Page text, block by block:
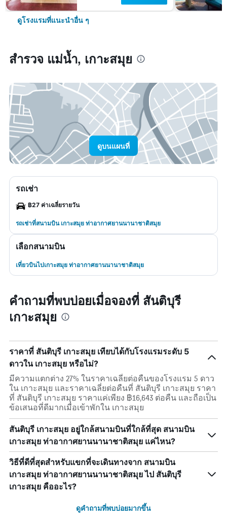
ดูโรงแรมที่แนะนำอื่น ๆ
สำรวจ แม่น้ำ, เกาะสมุย
ดูบนแผนที่
รถเช่า
฿27 ค่าเฉลี่ยรายวัน
รถเช่าที่สนามบิน เกาะสมุย ท่าอากาศยานนานาชาติสมุย
เลือกสนามบิน
เที่ยวบินไปเกาะสมุย ท่าอากาศยานนานาชาติสมุย
คำถามที่พบบ่อยเมื่อจองที่ สันติบุรี
เกาะสมุย
ราคาที่ สันติบุรี เกาะสมุย เทียบได้กับโรงแรมระดับ 5
ดาวใน เกาะสมุย หรือไม่?
มีความแตกต่าง 27% ในราคาเฉลี่ยต่อคืนของโรงแรม 5 ดาว
ใน เกาะสมุย และราคาเฉลี่ยต่อคืนที่ สันติบุรี เกาะสมุย ราคา
ที่ สันติบุรี เกาะสมุย ราคาแค่เพียง ฿16,643 ต่อคืน และถือเป็น
ข้อเสนอที่ดีมากเมื่อเข้าพักใน เกาะสมุย
สันติบุรี เกาะสมุย อยู่ใกล้สนามบินที่ใกล้ที่สุด สนามบิน
เกาะสมุย ท่าอากาศยานนานาชาติสมุย แค่ไหน?
วิธีที่ดีที่สุดสำหรับแขกที่จะเดินทางจาก สนามบิน
เกาะสมุย ท่าอากาศยานนานาชาติสมุย ไป สันติบุรี
เกาะสมุย คืออะไร?
ดูคำถามที่พบบ่อยมากขึ้น